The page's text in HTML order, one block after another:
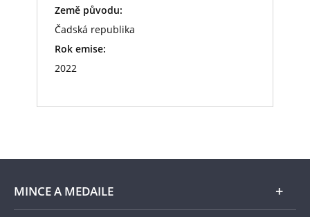
Země původu:
Čadská republika
Rok emise:
2022
MINCE A MEDAILE